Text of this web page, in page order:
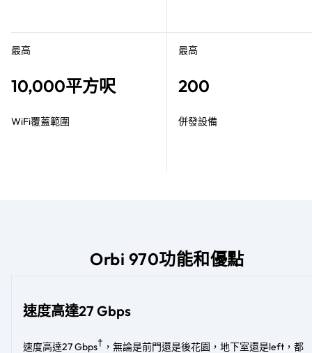
最高
10,000平方呎
WiFi覆蓋範圍
最高
200
併發設備
Orbi 970功能和優點
速度高達27 Gbps
速度高達27 Gbps† ，無論是前門還是後花園，地下室還是left，都